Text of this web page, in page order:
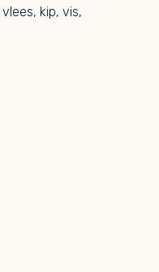
kip, vis,